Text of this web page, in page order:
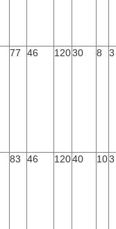
77 46 12030 8 3
83 46 12040 103